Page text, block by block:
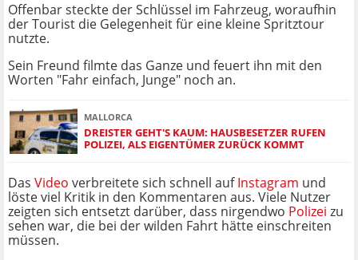
Offenbar steckte der Schlüssel im Fahrzeug, woraufhin
der Tourist die Gelegenheit für eine kleine Spritztour
nutzte.
Sein Freund filmte das Ganze und feuert ihn mit den
Worten "Fahr einfach, Junge" noch an.
MALLORCA
DREISTER GEHT'S KAUM: HAUSBESETZER RUFEN
POLIZEI, ALS EIGENTÜMER ZURÜCK KOMMT
Das Video verbreitete sich schnell aufInstagram und
löste viel Kritik in den Kommentaren aus. Viele Nutzer
zeigten sich entsetzt darüber, dass nirgendwo Polizei zu
sehen war, die bei der wilden Fahrt hätte einschreiten
müssen.